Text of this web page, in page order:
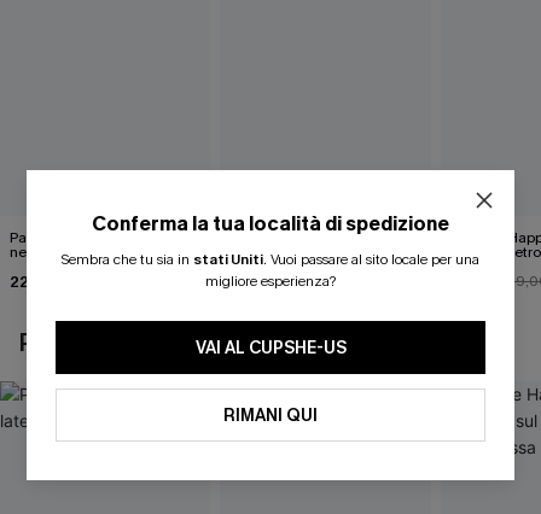
Pareo midi con lacci laterali
neri
22,00 €
Top monospalla e bikini
hipster Hazy Tenderness
Flower
35,00 €
Release
lacci sul
bassa
POTREBBE INTERESSARTI ANCHE
Conferma la tua località di spedizione
Sembra che tu sia in stati Uniti. Vuoi passare al sito locale per una
migliore esperienza?
VAI AL CUPSHE-US
RIMANI QUI